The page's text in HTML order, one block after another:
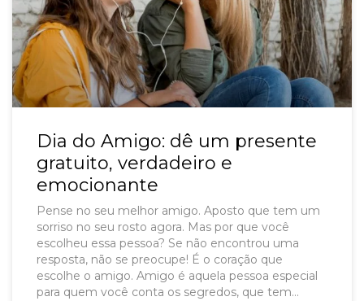
Dia do Amigo: dê um presente
gratuito, verdadeiro e
emocionante
Pense no seu melhor amigo. Aposto que tem um
sorriso no seu rosto agora. Mas por que você
escolheu essa pessoa? Se não encontrou uma
resposta, não se preocupe! É o coração que
escolhe o amigo. Amigo é aquela pessoa especial
para quem você conta os segredos, que tem